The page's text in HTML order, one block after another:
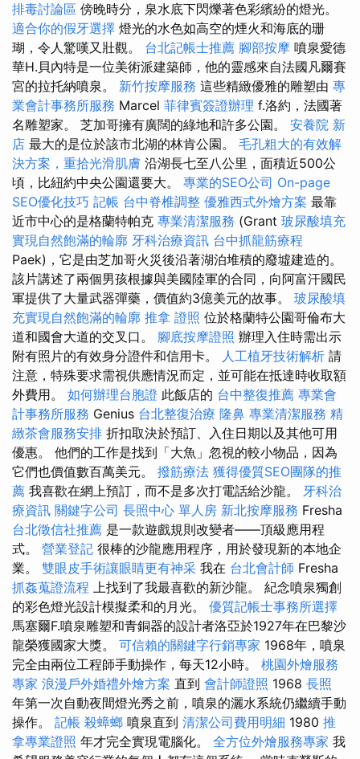
排毒討論區 傍晚時分，泉水底下閃爍著色彩繽紛的燈光。
適合你的假牙選擇 燈光的水色如高空的煙火和海底的珊
瑚，令人驚嘆又壯觀。 台北記帳士推薦 腳部按摩 噴泉愛德
華H.貝內特是一位美術派建築師，他的靈感來自法國凡爾賽
宮的拉托納噴泉。 新竹按摩服務 這些精緻優雅的雕塑由 專
業會計事務所服務 Marcel 菲律賓簽證辦理 f.洛約，法國著
名雕塑家。 芝加哥擁有廣闊的綠地和許多公園。 安養院 新
店 最大的是位於該市北湖的林肯公園。 毛孔粗大的有效解
決方案，重拾光滑肌膚 沿湖長七至八公里，面積近500公
頃，比紐約中央公園還要大。 專業的SEO公司 On-page
SEO優化技巧 記帳 台中脊椎調整 優雅西式外燴方案 最靠
近市中心的是格蘭特帕克 專業清潔服務 (Grant 玻尿酸填充
實現自然飽滿的輪廓 牙科治療資訊 台中抓龍筋療程
Paek)，它是由芝加哥火災後沿著湖泊堆積的廢墟建造的。
該片講述了兩個男孩根據與美國陸軍的合同，向阿富汗國民
軍提供了大量武器彈藥，價值約3億美元的故事。 玻尿酸填
充實現自然飽滿的輪廓 推拿 證照 位於格蘭特公園哥倫布大
道和國會大道的交叉口。 腳底按摩證照 辦理入住時需出示
附有照片的有效身分證件和信用卡。 人工植牙技術解析 請
注意，特殊要求需視供應情況而定，並可能在抵達時收取額
外費用。 如何辦理台胞證 此飯店的 台中整復推薦 專業會
計事務所服務 Genius 台北整復治療 隆鼻 專業清潔服務 精
緻茶會服務安排 折扣取決於預訂、入住日期以及其他可用
優惠。 他們的工作是找到「大魚」忽視的較小物品，因為
它們也價值數百萬美元。 撥筋療法 獲得優質SEO團隊的推
薦 我喜歡在網上預訂，而不是多次打電話給沙龍。 牙科治
療資訊 關鍵字公司 長照中心 單人房 新北按摩服務 Fresha
台北徵信社推薦 是一款遊戲規則改變者——頂級應用程
式。 營業登記 很棒的沙龍應用程序，用於發現新的本地企
業。 雙眼皮手術讓眼睛更有神采 我在 台北會計師 Fresha
抓姦蒐證流程 上找到了我最喜歡的新沙龍。 紀念噴泉獨創
的彩色燈光設計模擬柔和的月光。 優質記帳士事務所選擇
馬塞爾F.噴泉雕塑和青銅器的設計者洛亞於1927年在巴黎沙
龍榮獲國家大獎。 可信賴的關鍵字行銷專家 1968年，噴泉
完全由兩位工程師手動操作，每天12小時。 桃園外燴服務
專家 浪漫戶外婚禮外燴方案 直到 會計師證照 1968 長照
年第一次自動夜間燈光秀之前，噴泉的灑水系統仍繼續手動
操作。 記帳 殺蟑螂 噴泉直到 清潔公司費用明細 1980 推
拿專業證照 年才完全實現電腦化。 全方位外燴服務專家 我